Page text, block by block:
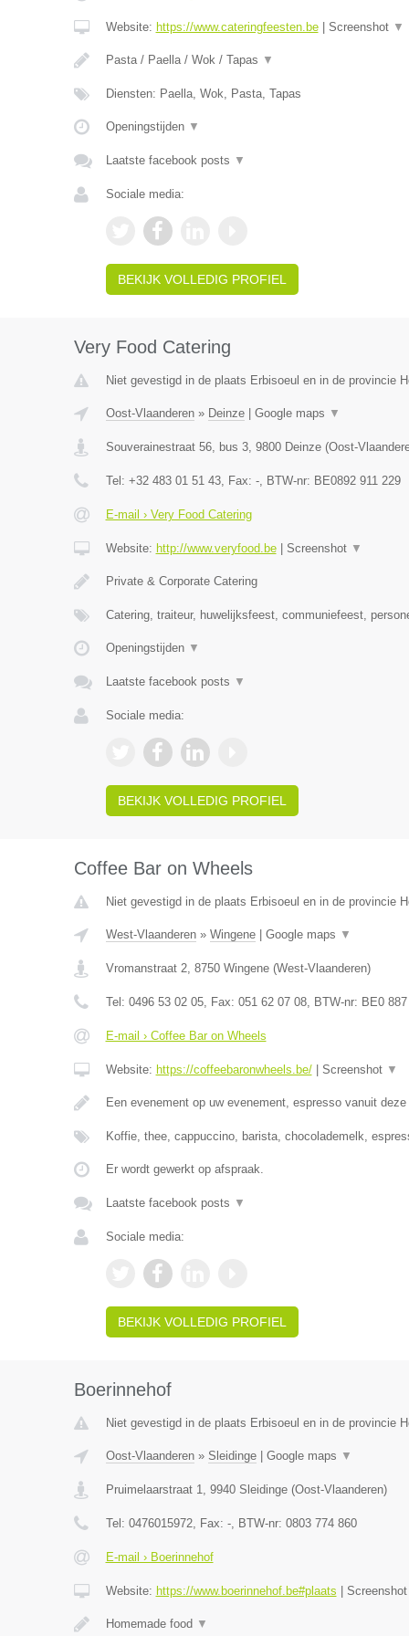
Website: https://www.cateringfeesten.be| Screenshot ▼
Pasta / Paella / Wok / Tapas ▼
Diensten: Paella, Wok, Pasta, Tapas
Openingstijden ▼
Laatste facebook posts ▼
Sociale media:
BEKIJK VOLLEDIG PROFIEL
Very Food Catering
Niet gevestigd in de plaats Erbisoeul en in de provincie
Oost-Vlaanderen» Deinze| Google maps ▼
Souverainestraat 56, bus 3, 9800 Deinze(Oost-
Tel: +32 483 01 51 43, Fax: -, BTW-nr: BE0892 911 229
E-mail › Very Food Catering
Website: http://www.veryfood.be| Screenshot ▼
Private & Corporate Catering
Catering, traiteur, huwelijksfeest, communiefeest,
Openingstijden ▼
Laatste facebook posts ▼
Sociale media:
BEKIJK VOLLEDIG PROFIEL
Coffee Bar on Wheels
Niet gevestigd in de plaats Erbisoeul en in de provincie
West-Vlaanderen» Wingene| Google maps ▼
Vromanstraat 2, 8750 Wingene(West-Vlaanderen)
Tel: 0496 53 02 05, Fax: 051 62 07 08, BTW-nr: BE0
E-mail › Coffee Bar on Wheels
Website: https://coffeebaronwheels.be/| Screenshot ▼
Een evenement op uw evenement, espresso vanuit
Koffie, thee, cappuccino, barista, chocolademelk,
Er wordt gewerkt op afspraak.
Laatste facebook posts ▼
Sociale media:
BEKIJK VOLLEDIG PROFIEL
Boerinnehof
Niet gevestigd in de plaats Erbisoeul en in de provincie
Oost-Vlaanderen» Sleidinge| Google maps ▼
Pruimelaarstraat 1, 9940 Sleidinge(Oost-Vlaanderen)
Tel: 0476015972, Fax: -, BTW-nr: 0803 774 860
E-mail › Boerinnehof
Website: https://www.boerinnehof.be#plaats Screenshot
Homemade food ▼